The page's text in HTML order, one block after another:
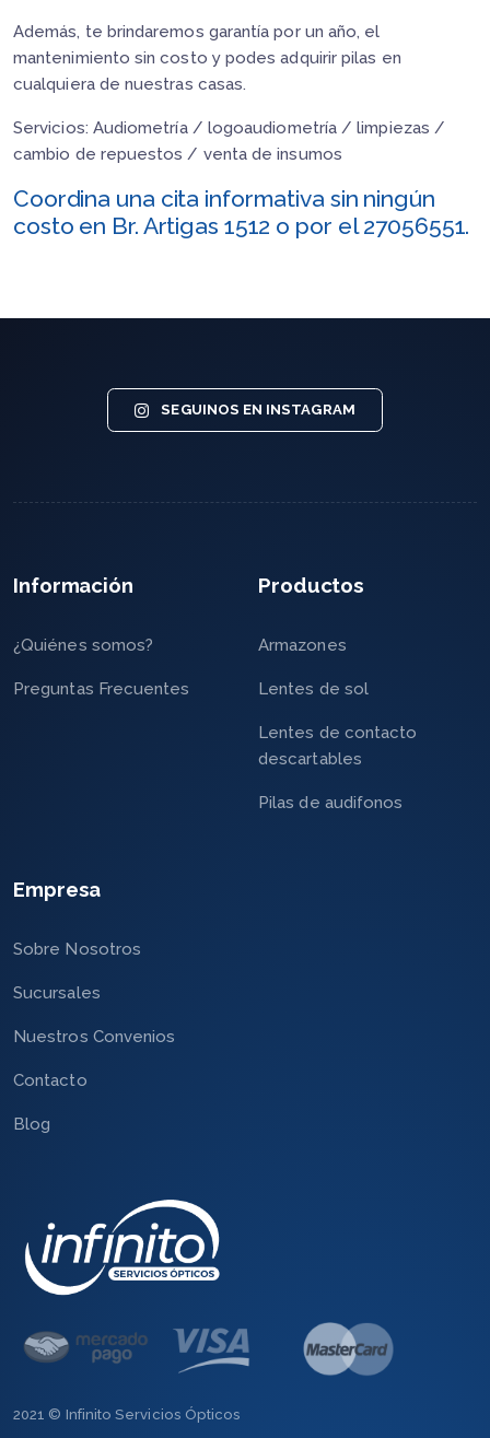
Además, te brindaremos garantía por un año, el
mantenimiento sin costo y podes adquirir pilas en
cualquiera de nuestras casas.
Servicios: Audiometría / logoaudiometría / limpiezas /
cambio de repuestos / venta de insumos
Coordina una cita informativa sin ningún
costo en Br. Artigas 1512 o por el 27056551.
SEGUINOS EN INSTAGRAM
Información
¿Quiénes somos?
Preguntas Frecuentes
Productos
Armazones
Lentes de sol
Lentes de contacto
descartables
Pilas de audifonos
Empresa
Sobre Nosotros
Sucursales
Nuestros Convenios
Contacto
Blog
2021 © Infinito Servicios Ópticos